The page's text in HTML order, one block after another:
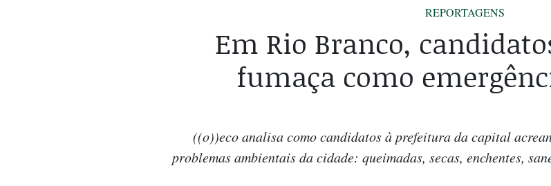
REPORTAGENS
Em Rio Branco,
fumaça como
((o))eco analisa como candidatos à prefeitura da capital
problemas ambientais da cidade: queimadas, secas, enchentes,